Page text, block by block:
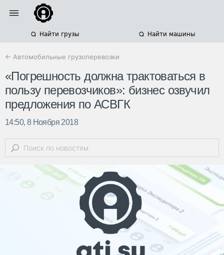
Найти грузы Найти машины
← Автомобильные грузоперевозки
«Погрешность должна трактоваться в
пользу перевозчиков»: бизнес озвучил
предложения по АСВГК
14:50, 8 Ноября 2018